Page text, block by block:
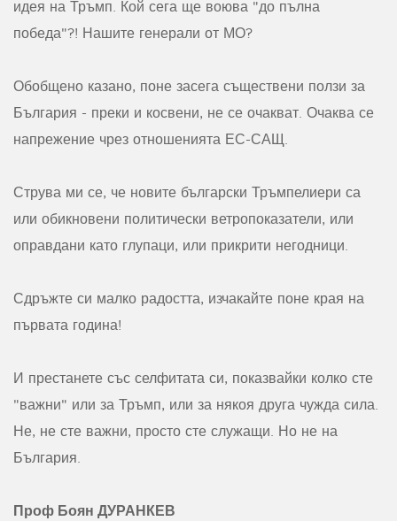
идея на Тръмп. Кой сега ще воюва "до пълна
победа"?! Нашите генерали от МО?
Обобщено казано, поне засега съществени ползи за
България - преки и косвени, не се очакват. Очаква се
напрежение чрез отношенията ЕС-САЩ.
Струва ми се, че новите български Тръмпелиери са
или обикновени политически ветропоказатели, или
оправдани като глупаци, или прикрити негодници.
Сдръжте си малко радостта, изчакайте поне края на
първата година!
И престанете със селфитата си, показвайки колко сте
"важни" или за Тръмп, или за някоя друга чужда сила.
Не, не сте важни, просто сте служащи. Но не на
България.
Проф Боян ДУРАНКЕВ